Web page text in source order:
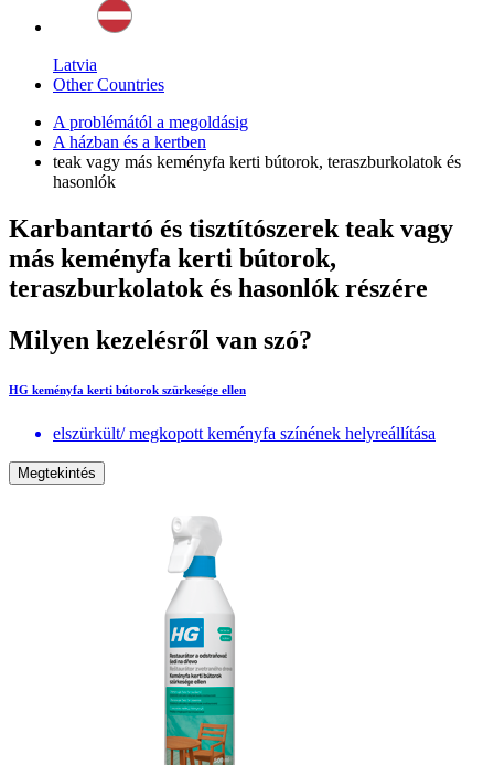
Latvia
Other Countries
A problémától a megoldásig
A házban és a kertben
teak vagy más keményfa kerti bútorok, teraszburkolatok és
hasonlók
Karbantartó és tisztítószerek teak vagy
más keményfa kerti bútorok,
teraszburkolatok és hasonlók részére
Milyen kezelésről van szó?
HG keményfa kerti bútorok szürkesége ellen
elszürkült/ megkopott keményfa színének helyreállítása
Megtekintés